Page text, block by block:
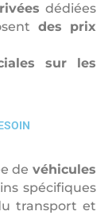
dédiées
des prix
sur les
de véhicules
spécifiques
transport et